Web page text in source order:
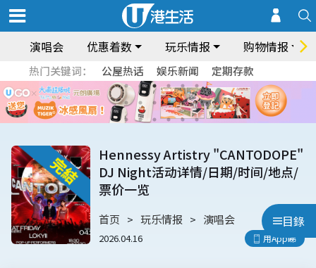
演唱会 优惠着数 玩乐情报 购物情报
热门关键词： 公屋热话 娱乐新闻 定期存款
目錄
Hennessy Artistry "CANTODOPE"
DJ Night活动详情/日期/时间/地点/
票价一览
首页 玩乐情报 演唱会
2026.04.16 用App睇